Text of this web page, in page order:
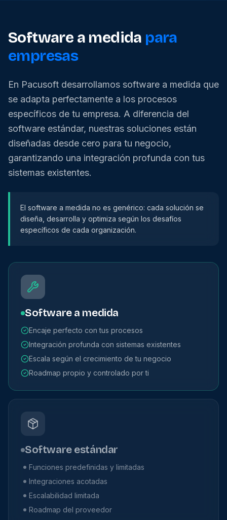
Software a medida para
empresas
En Pacusoft desarrollamos software a medida que
se adapta perfectamente a los procesos
específicos de tu empresa. A diferencia del
software estándar, nuestras soluciones están
diseñadas desde cero para tu negocio,
garantizando una integración profunda con tus
sistemas existentes.
El software a medida no es genérico: cada solución se
diseña, desarrolla y optimiza según los desafíos
específicos de cada organización.
Software a medida
Encaje perfecto con tus procesos
Integración profunda con sistemas existentes
Escala según el crecimiento de tu negocio
Roadmap propio y controlado por ti
Software estándar
Funciones predefinidas y limitadas
Integraciones acotadas
Escalabilidad limitada
Roadmap del proveedor